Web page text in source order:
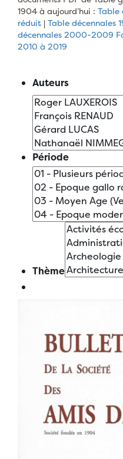
1904 à aujourd’hui : Table
réduit | Table décennales
décennales 2000-2009
2010 à 2019
Auteurs
Période
Thème